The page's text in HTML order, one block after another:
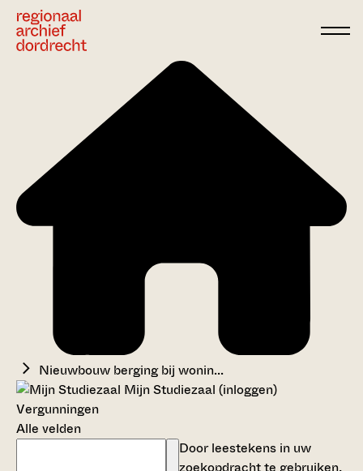
Nieuwbouw berging bij wonin...
Mijn Studiezaal (inloggen)
Vergunningen
Alle velden
Door leestekens in uw
zoekopdracht te gebruiken,